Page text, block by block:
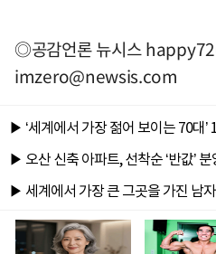
◎공감언론 뉴시스
imzero@newsis.com